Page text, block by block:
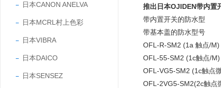
日本CANON ANELVA
日本MCRL村上色彩
日本VIBRA
日本DAICO
日本SENSEZ
推出 日本OJIDEN带内置
带内置开关的防水型
带基本盖的防水型号
OFL-R-SM2 (1a 触点/M)
OFL-55-SM2 (1c触点/M)
OFL-VG5-SM2 (1c触点
OFL-2VG5-SM2(2c触点